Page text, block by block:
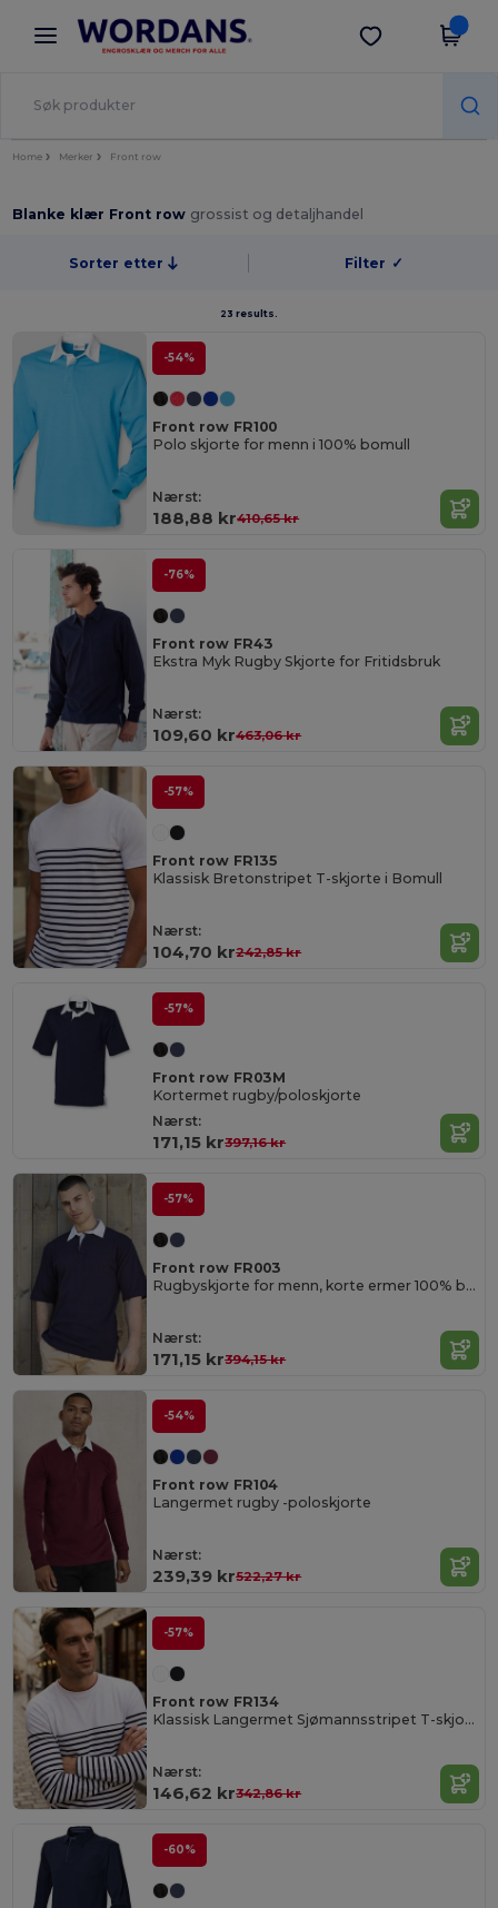
× Wordans-app
Bedre priser i appen!
Last ned app
Home Merker Front row
Blanke klær Front row grossist og detaljhandel
Sorter etter Filter ✓
23 results.
-54%
Front row FR100
Polo skjorte for menn i 100% bomull
Nærst:
188,88 kr410,65 kr
-76%
Front row FR43
Ekstra Myk Rugby Skjorte for Fritidsbruk
Nærst:
109,60 kr463,06 kr
-57%
Front row FR135
Klassisk Bretonstripet T-skjorte i Bomull
Nærst:
104,70 kr242,85 kr
-57%
Front row FR03M
Kortermet rugby/poloskjorte
Nærst:
171,15 kr397,16 kr
-57%
Front row FR003
Rugbyskjorte for menn, korte ermer 100% bomull
Nærst:
171,15 kr394,15 kr
-54%
Front row FR104
Langermet rugby -poloskjorte
Nærst:
239,39 kr522,27 kr
-57%
Front row FR134
Klassisk Langermet Sjømannsstripet T-skjorte
Nærst:
146,62 kr342,86 kr
-60%